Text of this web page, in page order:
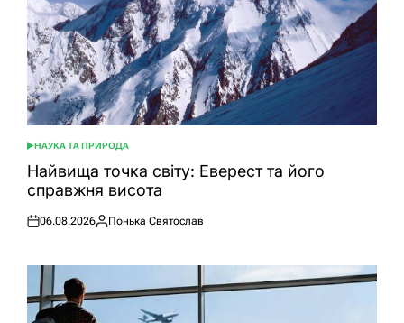
ОПУБЛІКУВАТИ
У
НАУКА ТА ПРИРОДА
Найвища точка світу: Еверест та його
справжня висота
Оприлюднено
06.08.2026
Опубліковано
Понька Святослав